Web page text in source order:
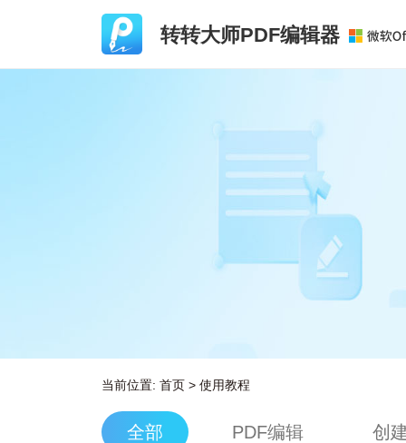
转转大师PDF编辑器
当前位置: 首页 > 使用教程
全部 PDF编辑 创